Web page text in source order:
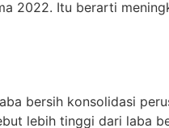
2022. Itu berarti
bersih konsolidasi
lebih tinggi dari laba